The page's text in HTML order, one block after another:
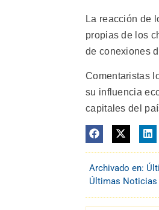
La reacción de
propias de los
de conexiones
Comentaristas
su influencia
capitales del
Archivado en:
Últimas Noticias